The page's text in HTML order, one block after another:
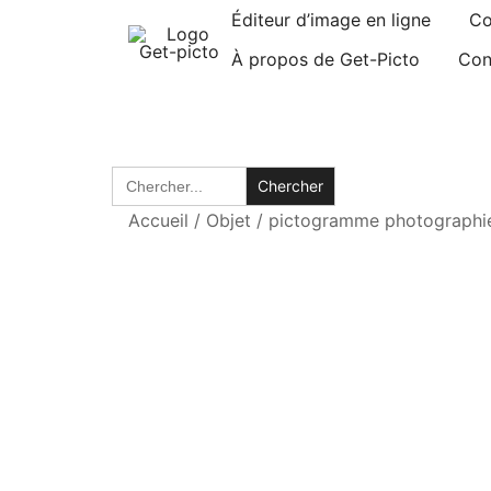
Éditeur d’image en ligne
À propos de Get-Picto
Search
for:
Accueil / Objet / pictogramme